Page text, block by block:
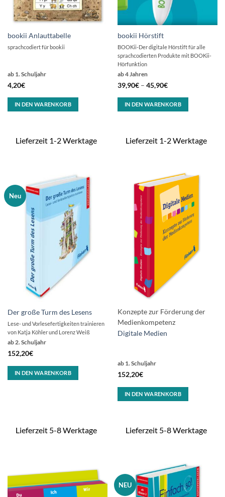
bookii Anlauttabelle
ab 1. Schuljahr
4,20€
sprachcodiert für bookii
IN DEN WARENKORB
Lieferzeit 1-2 Werktage
bookii Hörstift
ab 4 Jahren
39,90€– 45,90€
BOOKii-Der digitale Hörstift für alle
sprachcodierten Produkte mit BOOKii-
Hörfunktion
IN DEN WARENKORB
Lieferzeit 1-2 Werktage
Neu
Der große Turm des Lesens
ab 2. Schuljahr
152,20€
L ese- und Vorlesefertigkeiten trainieren
von Katja Köhler und Lorenz Weiß
IN DEN WARENKORB
Lieferzeit 5-8 Werktage
Digitale Medien
ab 1. Schuljahr
152,20€
Konzepte zur Förderung der
Medienkompetenz
IN DEN WARENKORB
Lieferzeit 5-8 Werktage
NEU